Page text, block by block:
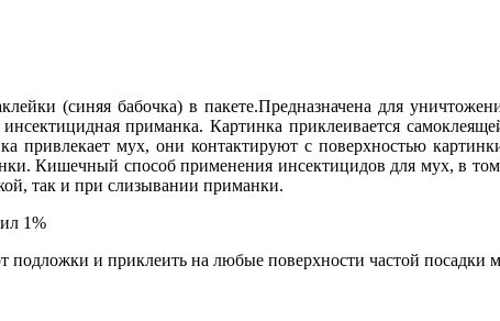
(синяя бабочка) в пакете.Предназначена для
инсектицидная приманка. Картинка приклеивается
привлекает мух, они контактируют с поверхностью
Кишечный способ применения инсектицидов для мух, в
так и при слизывании приманки.
1%
подложки и приклеить на любые поверхности частой посадки